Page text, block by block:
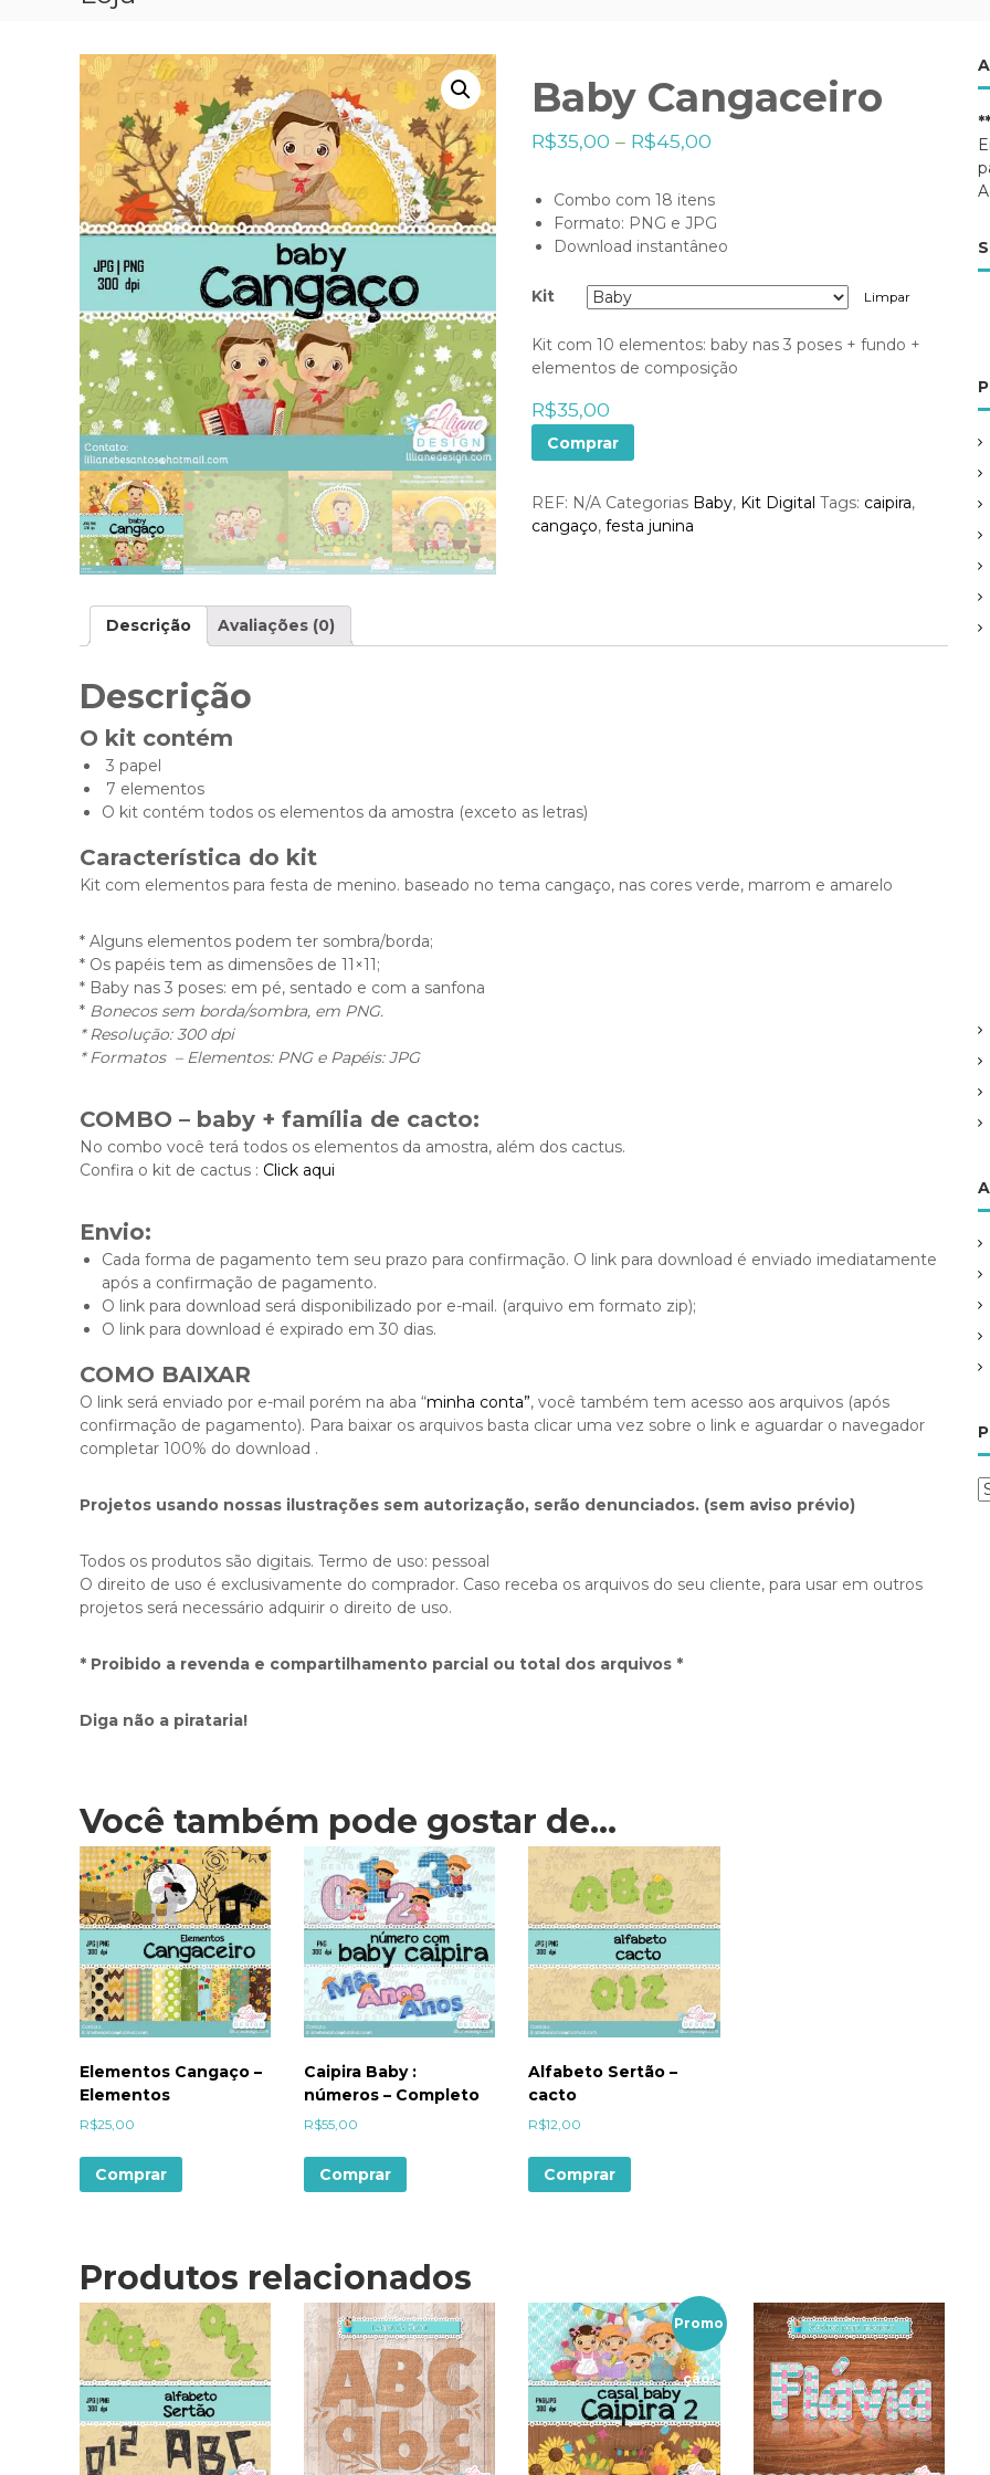
Baby Cangaceiro
R$35,00 – R$45,00
Combo com 18 itens
Formato: PNG e JPG
Download instantâneo
Kit Limpar
Kit com 10 elementos: baby nas 3 poses + fundo +
elementos de composição
R$35,00
Comprar
REF: N/A Categorias Baby, Kit Digital Tags: caipira,
cangaço, festa junina
Descrição Avaliações (0)
Descrição
O kit contém
3 papel
7 elementos
O kit contém todos os elementos da amostra (exceto as letras)
Característica do kit
Kit com elementos para festa de menino. baseado no tema cangaço, nas cores verde, marrom e amarelo
* Alguns elementos podem ter sombra/borda;
* Os papéis tem as dimensões de 11×11;
* Baby nas 3 poses: em pé, sentado e com a sanfona
* Bonecos sem borda/sombra, em PNG.
* Resolução: 300 dpi
* Formatos – Elementos: PNG e Papéis: JPG
COMBO – baby + família de cacto:
No combo você terá todos os elementos da amostra, além dos cactus.
Confira o kit de cactus : Click aqui
Envio:
Cada forma de pagamento tem seu prazo para confirmação. O link para download é enviado imediatamente
após a confirmação de pagamento.
O link para download será disponibilizado por e-mail. (arquivo em formato zip);
O link para download é expirado em 30 dias.
COMO BAIXAR
O link será enviado por e-mail porém na aba “minha conta”, você também tem acesso aos arquivos (após
confirmação de pagamento). Para baixar os arquivos basta clicar uma vez sobre o link e aguardar o navegador
completar 100% do download .
Projetos usando nossas ilustrações sem autorização, serão denunciados. (sem aviso prévio)
Todos os produtos são digitais. Termo de uso: pessoal
O direito de uso é exclusivamente do comprador. Caso receba os arquivos do seu cliente, para usar em outros
projetos será necessário adquirir o direito de uso.
* Proibido a revenda e compartilhamento parcial ou total dos arquivos *
Diga não a pirataria!
Você também pode gostar de…
Elementos Cangaço –
Elementos
R$25,00
Comprar
Caipira Baby :
números – Completo
R$55,00
Comprar
Alfabeto Sertão –
cacto
R$12,00
Comprar
Produtos relacionados
Promo
ção!
P